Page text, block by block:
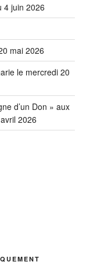
4 juin 2026
mai 2026
le mercredi 20
d’un Don » aux
2026